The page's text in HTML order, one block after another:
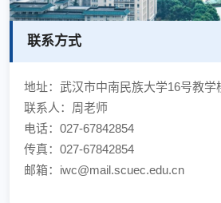
联系方式
地址：武汉市中南民族大学16号教学
联系人：周老师
电话：027-67842854
传真：027-67842854
邮箱：iwc@mail.scuec.edu.cn